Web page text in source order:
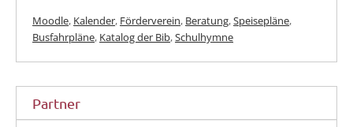
Moodle, Kalender, Förderverein, Beratung,Speisepläne,
Busfahrpläne, Katalog der Bib,Schulhymne
Partner